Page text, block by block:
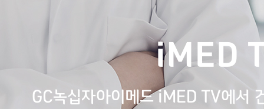
iMED
GC녹십자아이메드 iMED TV에서